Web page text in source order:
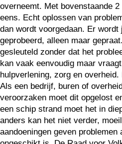
overneemt. Met bovenstaande
eens. Echt oplossen van
dan wordt voorgedaan. Er
geprobeerd, alleen maar
gesleuteld zonder dat het
kan vaak eenvoudig maar
hulpverlening, zorg en
Als een bedrijf, buren of
veroorzaken moet dit opgelost
een schip strand moet het in
anders kan het niet verder,
aandoeningen geven problemen